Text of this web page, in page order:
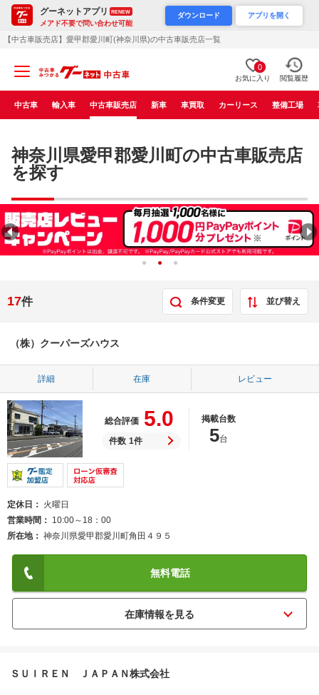
グーネットアプリ RENEW
メアド不要で問い合わせ可能
ダウンロード アプリを開く
【中古車販売店】愛甲郡愛川町(神奈川県)の中古車販売店一覧
0
お気に入り 閲覧履歴
中古車 輸入車 中古車販売店 新車 車買取 カーリース 整備工場
神奈川県愛甲郡愛川町の中古車販売店
を探す
17件 条件変更 並び替え
（株）クーパーズハウス
詳細 在庫 レビュー
総合評価 5.0
件数 1件
掲載台数
5台
定休日
火曜日
営業時間
10:00～18：00
所在地
神奈川県愛甲郡愛川町角田４９５
無料電話
ＳＵＩＲＥＮ ＪＡＰＡＮ株式会社